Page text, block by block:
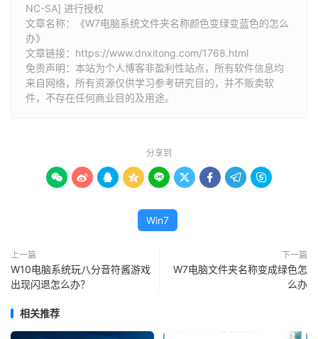
NC-SA] 进行授权
文章名称：《W7电脑系统文件夹名称颜色变绿变蓝色的怎么
办》
文章链接： https://www.dnxitong.com/1768.html
免责声明：本站为个人博客非盈利性站点，所有软件信息均
来自网络，所有资源仅供学习参考研究目的，并不贩卖软
件，不存在任何商业目的及用途。
分享到
        
Win7
上一篇
W10电脑系统玩八分音符酱游戏
出现闪退怎么办？
下一篇
W7电脑文件夹名称变成绿色怎
么办
相关推荐